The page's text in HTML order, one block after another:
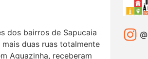
dos bairros de Sapucaia
duas ruas totalmente
Aguazinha, receberam